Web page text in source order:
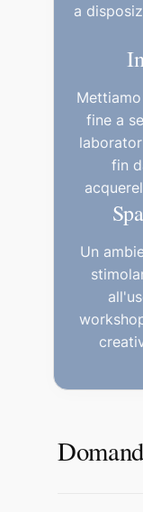
a
fine a
fin
Un